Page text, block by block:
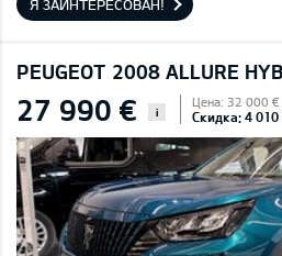
Я ЗАИНТЕРЕСОВАН!
PEUGEOT 2008 ALLURE
27 990 € i
Цена: 32 000 €
Скидка: 4 010